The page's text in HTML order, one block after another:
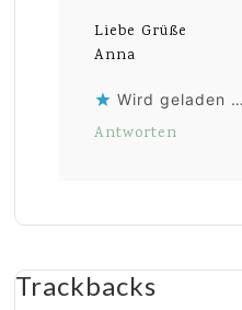
Liebe Grüße
Anna
Wird geladen …
Antworten
Trackbacks